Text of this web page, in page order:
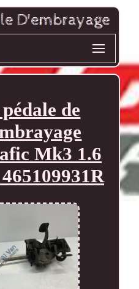
de
Mk3 1.6